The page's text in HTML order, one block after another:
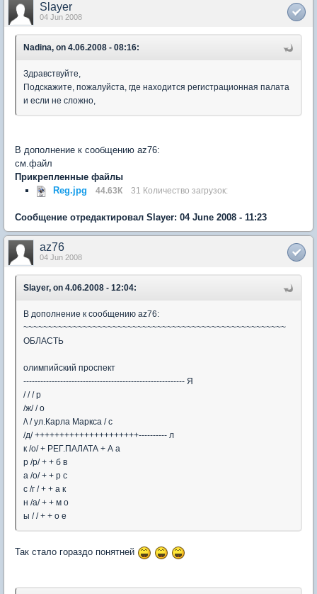
Slayer
04 Jun 2008
Nadina, on 4.06.2008 - 08:16:
Здравствуйте,
Подскажите, пожалуйста, где находится регистрационная палата
и если не сложно,
В дополнение к сообщению az76:
см.файл
Прикрепленные файлы
Reg.jpg
44.63К 31 Количество загрузок:
Сообщение отредактировал Slayer: 04 June 2008 - 11:23
az76
04 Jun 2008
Slayer, on 4.06.2008 - 12:04:
В дополнение к сообщению az76:
~~~~~~~~~~~~~~~~~~~~~~~~~~~~~~~~~~~~~~~~~~~~~~~~~~~~~
ОБЛАСТЬ
олимпийский проспект
--------------------------------------------------------- Я
/ / / р
/ж/ / о
/\ / ул.Карла Маркса / с
/д/ +++++++++++++++++++++---------- л
к /о/ + РЕГ.ПАЛАТА + А а
р /р/ + + б в
а /о/ + + р с
с /г / + + а к
н /а/ + + м о
ы / / + + о е
Так стало гораздо понятней